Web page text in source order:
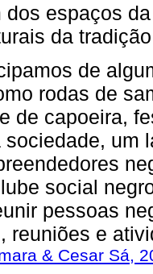
dos espaços
da
de
rodas de
de capoeira,
um
social
pessoas
reuniões e
& Cesar Sá,